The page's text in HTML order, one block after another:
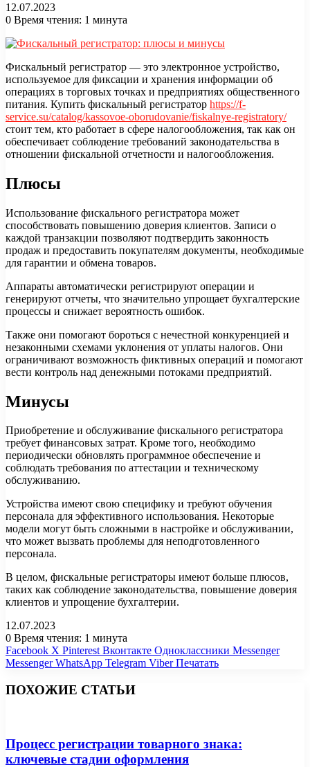
12.07.2023
0 Время чтения: 1 минута
Фискальный регистратор — это электронное устройство,
используемое для фиксации и хранения информации об
операциях в торговых точках и предприятиях общественного
питания. Купить фискальный регистратор https://f-
service.su/catalog/kassovoe-oborudovanie/fiskalnye-registratory/
стоит тем, кто работает в сфере налогообложения, так как он
обеспечивает соблюдение требований законодательства в
отношении фискальной отчетности и налогообложения.
Плюсы
Использование фискального регистратора может
способствовать повышению доверия клиентов. Записи о
каждой транзакции позволяют подтвердить законность
продаж и предоставить покупателям документы, необходимые
для гарантии и обмена товаров.
Аппараты автоматически регистрируют операции и
генерируют отчеты, что значительно упрощает бухгалтерские
процессы и снижает вероятность ошибок.
Также они помогают бороться с нечестной конкуренцией и
незаконными схемами уклонения от уплаты налогов. Они
ограничивают возможность фиктивных операций и помогают
вести контроль над денежными потоками предприятий.
Минусы
Приобретение и обслуживание фискального регистратора
требует финансовых затрат. Кроме того, необходимо
периодически обновлять программное обеспечение и
соблюдать требования по аттестации и техническому
обслуживанию.
Устройства имеют свою специфику и требуют обучения
персонала для эффективного использования. Некоторые
модели могут быть сложными в настройке и обслуживании,
что может вызвать проблемы для неподготовленного
персонала.
В целом, фискальные регистраторы имеют больше плюсов,
таких как соблюдение законодательства, повышение доверия
клиентов и упрощение бухгалтерии.
12.07.2023
0 Время чтения: 1 минута
Facebook X Pinterest Вконтакте Одноклассники Messenger
Messenger WhatsApp Telegram Viber Печатать
ПОХОЖИЕ СТАТЬИ
Процесс регистрации товарного знака:
ключевые стадии оформления